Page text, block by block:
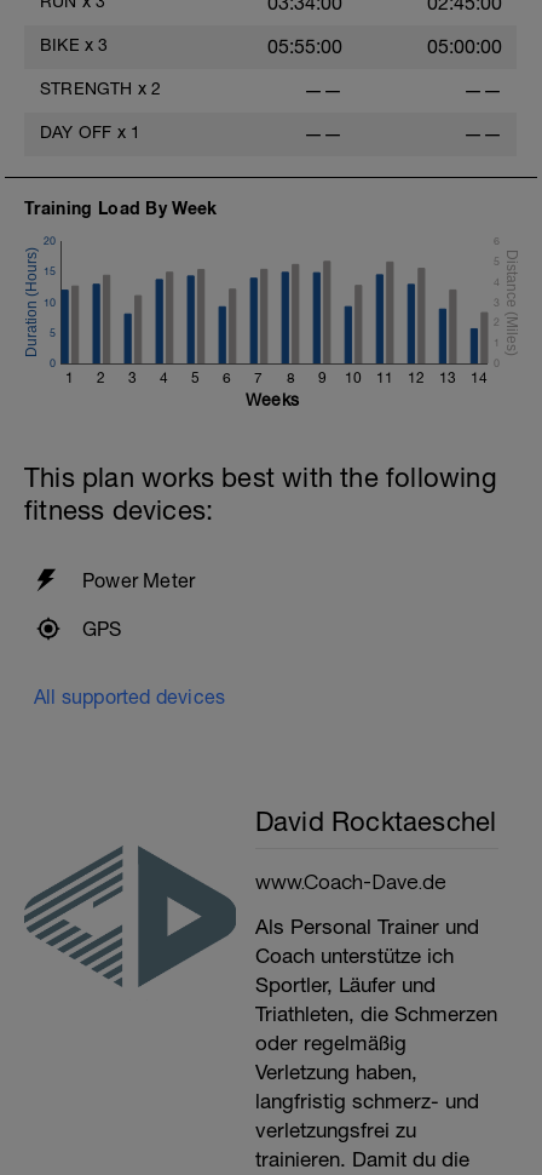
BIKE x 3 05:55:00 05:00:00
STRENGTH x 2 —— ——
DAY OFF x 1 —— ——
Training Load By Week
1 2 3 4 5 6 7 8 9 10 11 12 13 14
0
5
10
15
20
0
1
2
3
4
5
6
Weeks
This plan works best with the following
fitness devices:
Power Meter
GPS
All supported devices
David Rocktaeschel
www.Coach-Dave.de
Als Personal Trainer und
Coach unterstütze ich
Sportler, Läufer und
Triathleten, die Schmerzen
oder regelmäßig
Verletzung haben,
langfristig schmerz- und
verletzungsfrei zu
trainieren. Damit du die